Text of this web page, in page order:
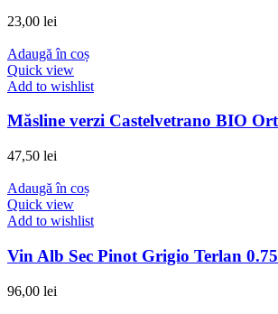
23,00 lei
Adaugă în coș
Quick view
Add to wishlist
Măsline verzi Castelvetrano BIO
47,50 lei
Adaugă în coș
Quick view
Add to wishlist
Vin Alb Sec Pinot Grigio Terlan
96,00 lei